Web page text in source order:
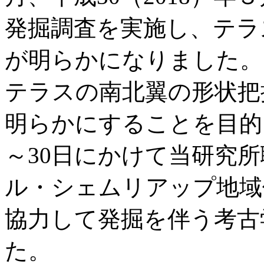
発掘調査を実施し、テ
が明らかになりました
テラスの南北翼の形状
明らかにすることを目
～30日にかけて当研究
ル・シェムリアップ地
協力して発掘を伴う考
た。